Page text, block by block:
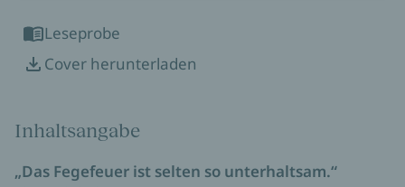
Leseprobe
Cover herunterladen
Inhaltsangabe
„Das Fegefeuer ist selten so unterhaltsam.“